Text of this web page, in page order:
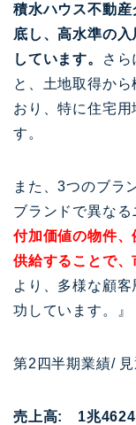
積水ハウス不動
底し、高水準の
しています。
さ
と、土地取得か
おり、特に住宅
す。
また、3つのブラ
ブランドで異な
付加価値の物件
供給することで、
より、多様な顧
功しています。』
第2四半期業績/ 見
売上高: 1兆4624